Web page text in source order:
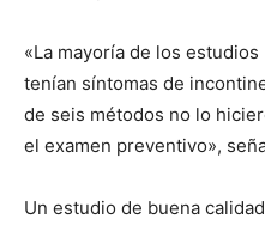
«La mayoría de los
tenían síntomas de
de seis métodos no lo
el examen preventivo»,
Un estudio de buena